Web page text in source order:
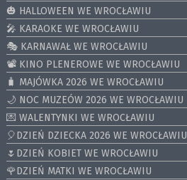
🎃 HALLOWEEN WE WROCŁAWIU
🎤 KARAOKE WE WROCŁAWIU
🎭 KARNAWAŁ WE WROCŁAWIU
📽️ KINO PLENEROWE WE WROCŁAWIU
🧳 MAJÓWKA 2026 WE WROCŁAWIU
🌙 NOC MUZEÓW 2026 WE WROCŁAWIU
💌 WALENTYNKI WE WROCŁAWIU
🎈DZIEŃ DZIECKA 2026 WE WROCŁAWIU
🌷DZIEŃ KOBIET WE WROCŁAWIU
🌹DZIEŃ MATKI WE WROCŁAWIU